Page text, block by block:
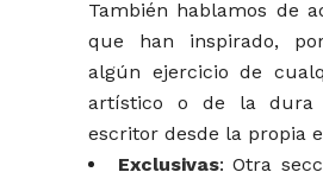
También hablamos de
que han inspirado,
algún ejercicio de
artístico o de la dura
escritor desde la propia
Exclusivas: Otra